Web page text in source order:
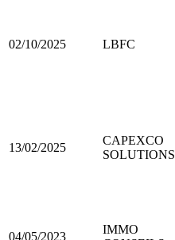
02/10/2025 LBFC
13/02/2025
CAPEXCO
SOLUTIONS
04/05/2023
IMMO